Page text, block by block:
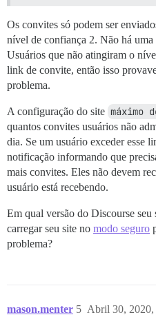
Os convites só podem ser
nível de confiança 2. Não há
Usuários que não atingiram o
link de convite, então isso
problema.
A configuração do site máximo
quantos convites usuários não
dia. Se um usuário exceder esse
notificação informando que
mais convites. Eles não devem
usuário está recebendo.
Em qual versão do Discourse seu
carregar seu site no modo seguro
problema?
mason.menter Abril 30, 2020,
5